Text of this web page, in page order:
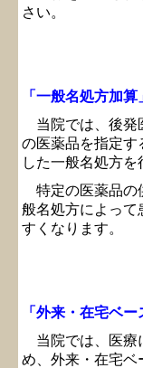
さい。
「一般名処方加算
当院では、後発
の医薬品を指定す
した一般名処方を
特定の医薬品の
般名処方によって
すくなります。
「外来・在宅ベー
当院では、医療
め、外来・在宅